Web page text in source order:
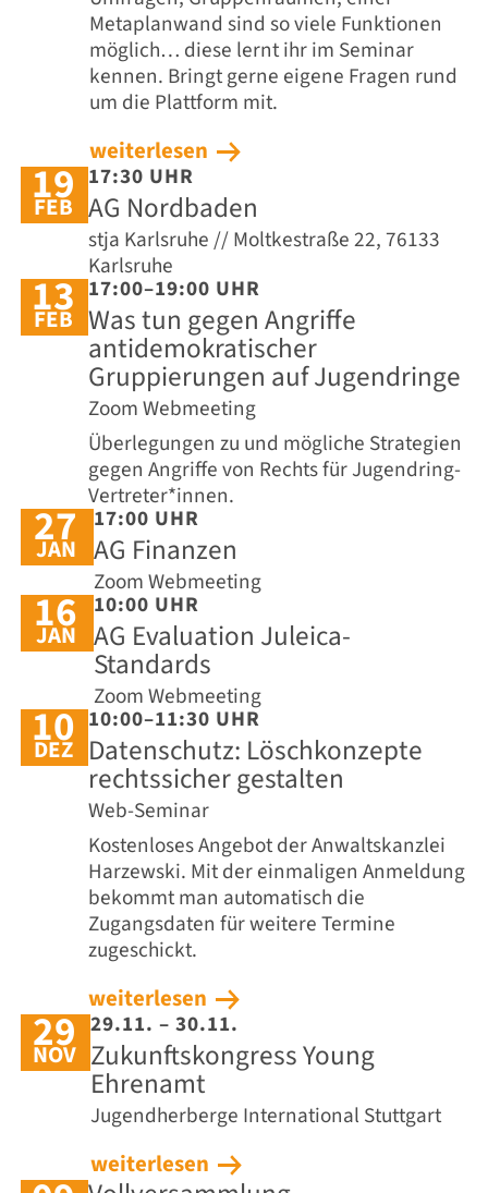
Metaplanwand sind so viele Funktionen
möglich… diese lernt ihr im Seminar
kennen. Bringt gerne eigene Fragen rund
um die Plattform mit.
weiterlesen
19
FEB
17:30 UHR
AG Nordbaden
stja Karlsruhe // Moltkestraße 22, 76133
Karlsruhe
13
FEB
17:00–19:00 UHR
Was tun gegen Angriffe
antidemokratischer
Gruppierungen auf Jugendringe
Zoom Webmeeting
Überlegungen zu und mögliche Strategien
gegen Angriffe von Rechts für Jugendring-
Vertreter*innen.
27
JAN
17:00 UHR
AG Finanzen
Zoom Webmeeting
16
JAN
10:00 UHR
AG Evaluation Juleica-
Standards
Zoom Webmeeting
10
DEZ
10:00–11:30 UHR
Datenschutz: Löschkonzepte
rechtssicher gestalten
Web-Seminar
Kostenloses Angebot der Anwaltskanzlei
Harzewski. Mit der einmaligen Anmeldung
bekommt man automatisch die
Zugangsdaten für weitere Termine
zugeschickt.
weiterlesen
29
NOV
29.11. – 30.11.
Zukunftskongress Young
Ehrenamt
Jugendherberge International Stuttgart
weiterlesen